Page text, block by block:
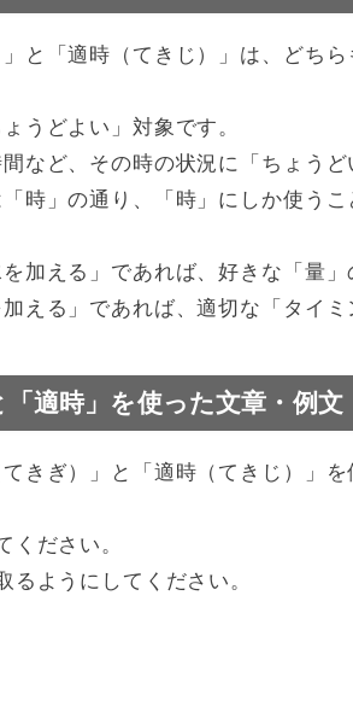
」と「適時（てきじ）」は、どちら
うどよい」対象です。
間など、その時の状況に「ちょう
時」の通り、「時」にしか使う
加える」であれば、好きな「量
える」であれば、適切な「タイ
「適時」を使った文章・例文
きぎ）」と「適時（てきじ）」
ください。
るようにしてください。